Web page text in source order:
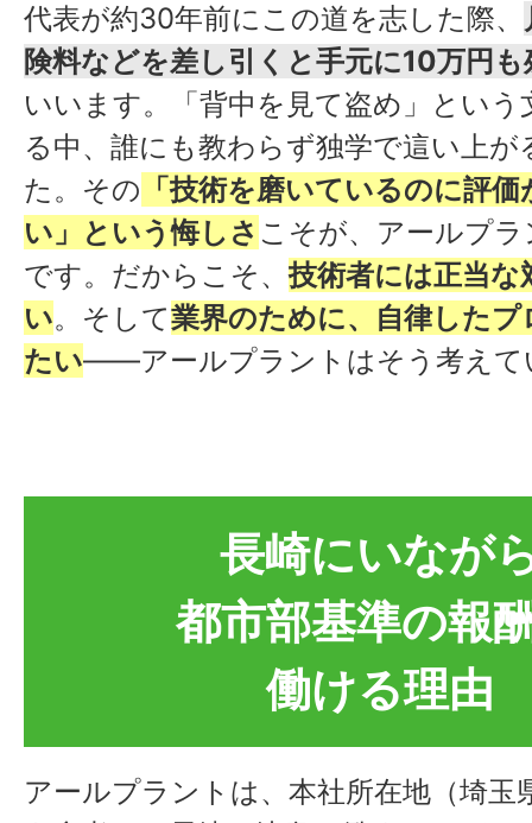
代表が約30年前にこの道を志した際、
険料などを差し引くと手元に10万円
いいます。「背中を見て盗め」という
る中、誰にも教わらず独学で這い上
た。その 「技術を磨いているのに評
い」という悔しさ こそが、アールプ
です。だからこそ、技術者には正当な
い。そして業界のために、自律した
たい——アールプラントはそう考えて
長崎にいなが
都市部基準の報
働ける理由
アールプラントは、本社所在地（埼玉